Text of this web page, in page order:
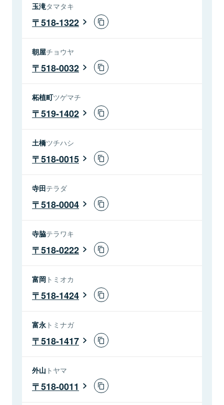
玉滝タマタキ
518-1322
朝屋チョウヤ
518-0032
柘植町ツゲマチ
519-1402
土橋ツチハシ
518-0015
寺田テラダ
518-0004
寺脇テラワキ
518-0222
富岡 トミオカ
518-1424
富永 トミナガ
518-1417
外山 トヤマ
518-0011